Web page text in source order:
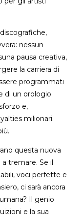
nessun
pausa creativa,
la carriera di
programmati
di un orologio
e,
milionari.
questa nuova
a tremare. Se il
voci perfette e
ci sarà ancora
Il genio
e la sua